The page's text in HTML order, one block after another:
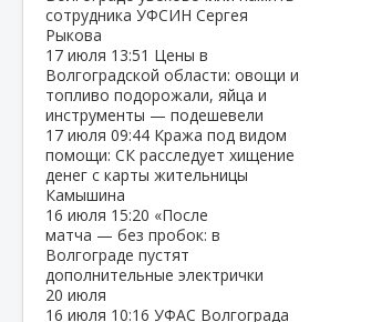
сотрудника УФСИН Сергея
Рыкова
17 июля 13:51 Цены в
Волгоградской области: овощи и
топливо подорожали, яйца и
инструменты — подешевели
17 июля 09:44 Кража под видом
помощи: СК расследует хищение
денег с карты жительницы
Камышина
16 июля 15:20 «После
матча — без пробок: в
Волгограде пустят
дополнительные электрички
20 июля
16 июля 10:16 УФАС Волгограда